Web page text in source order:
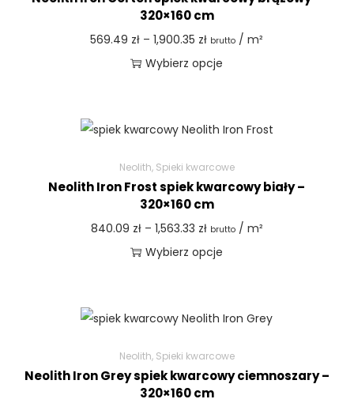
320×160 cm
569.49 zł – 1,900.35 zł brutto / m²
Wybierz opcje
Neolith, Spieki kwarcowe
Neolith Iron Frost spiek kwarcowy biały –
320×160 cm
840.09 zł – 1,563.33 zł brutto/ m²
Wybierz opcje
Neolith, Spieki kwarcowe
Neolith Iron Grey spiek kwarcowy ciemnoszary –
320×160 cm